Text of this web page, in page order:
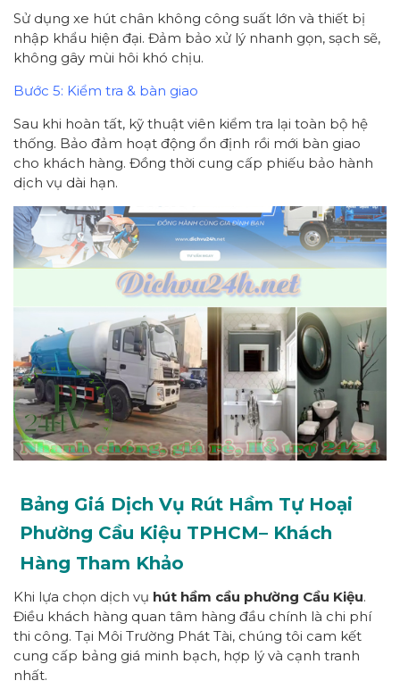
Sử dụng xe hút chân không công suất lớn và thiết bị
nhập khẩu hiện đại. Đảm bảo xử lý nhanh gọn, sạch sẽ,
không gây mùi hôi khó chịu.
Bước 5: Kiểm tra & bàn giao
Sau khi hoàn tất, kỹ thuật viên kiểm tra lại toàn bộ hệ
thống. Bảo đảm hoạt động ổn định rồi mới bàn giao
cho khách hàng. Đồng thời cung cấp phiếu bảo hành
dịch vụ dài hạn.
Bảng Giá Dịch Vụ Rút Hầm Tự Hoại
Phường Cầu Kiệu TPHCM– Khách
Hàng Tham Khảo
Khi lựa chọn dịch vụ hút hầm cầu phường Cầu Kiệu.
Điều khách hàng quan tâm hàng đầu chính là chi phí
thi công. Tại Môi Trường Phát Tài, chúng tôi cam kết
cung cấp bảng giá minh bạch, hợp lý và cạnh tranh
nhất.